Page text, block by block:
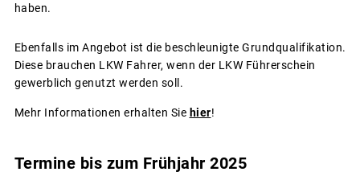
haben.
Ebenfalls im Angebot ist die beschleunigte Grundqualifikation.
Diese brauchen LKW Fahrer, wenn der LKW Führerschein
gewerblich genutzt werden soll.
Mehr Informationen erhalten Sie hier!
Termine bis zum Frühjahr 2025